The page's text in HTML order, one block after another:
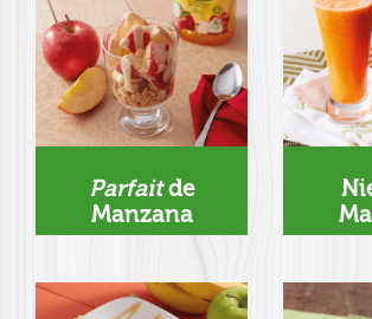
Parfaitde
Manzana